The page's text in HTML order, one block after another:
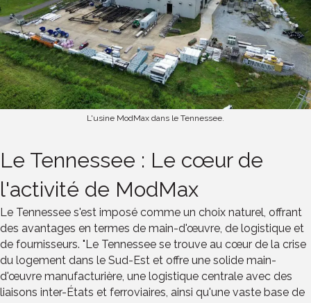
L'usine ModMax dans le Tennessee.
Le Tennessee : Le cœur de
l'activité de ModMax
Le Tennessee s'est imposé comme un choix naturel, offrant
des avantages en termes de main-d'œuvre, de logistique et
de fournisseurs. "Le Tennessee se trouve au cœur de la crise
du logement dans le Sud-Est et offre une solide main-
d'œuvre manufacturière, une logistique centrale avec des
liaisons inter-États et ferroviaires, ainsi qu'une vaste base de